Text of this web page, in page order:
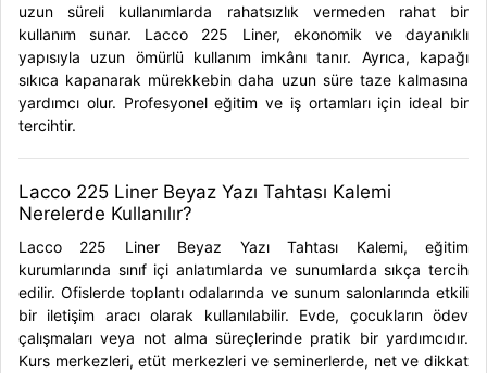
uzun süreli kullanımlarda rahatsızlık vermeden rahat bir
kullanım sunar. Lacco 225 Liner, ekonomik ve dayanıklı
yapısıyla uzun ömürlü kullanım imkânı tanır. Ayrıca, kapağı
sıkıca kapanarak mürekkebin daha uzun süre taze kalmasına
yardımcı olur. Profesyonel eğitim ve iş ortamları için ideal bir
tercihtir.
Lacco 225 Liner Beyaz Yazı Tahtası Kalemi
Nerelerde Kullanılır?
Lacco 225 Liner Beyaz Yazı Tahtası Kalemi, eğitim
kurumlarında sınıf içi anlatımlarda ve sunumlarda sıkça tercih
edilir. Ofislerde toplantı odalarında ve sunum salonlarında etkili
bir iletişim aracı olarak kullanılabilir. Evde, çocukların ödev
çalışmaları veya not alma süreçlerinde pratik bir yardımcıdır.
Kurs merkezleri, etüt merkezleri ve seminerlerde, net ve dikkat